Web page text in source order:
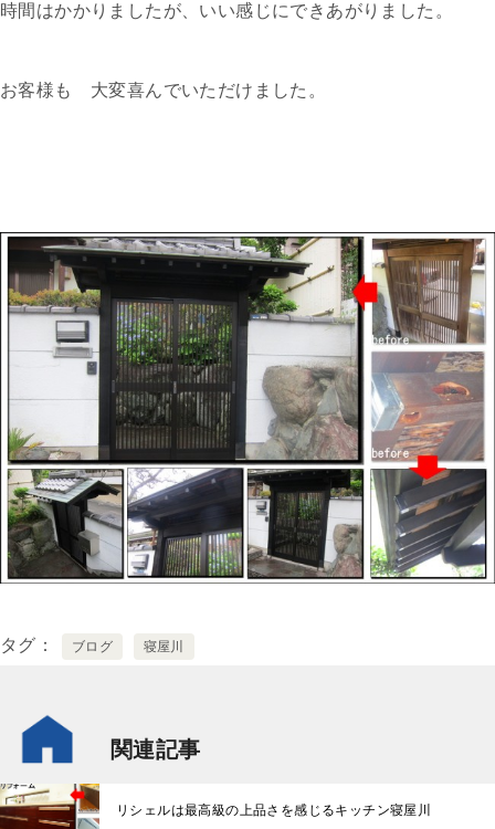
時間はかかりましたが、いい感じにできあがりました。
お客様も 大変喜んでいただけました。
タグ ブログ 寝屋川
関連記事
リシェルは最高級の上品さを感じるキッチン寝屋川